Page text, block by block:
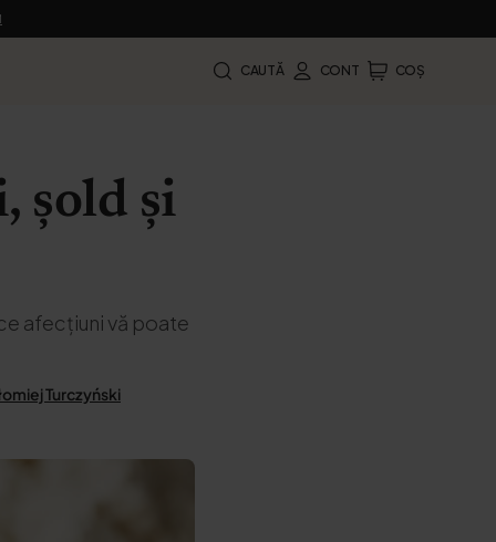
CAUTĂ CONT COȘ
șold și
afecțiuni vă poate
Turczyński